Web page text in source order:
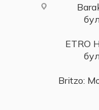
ETRO
Britzo: